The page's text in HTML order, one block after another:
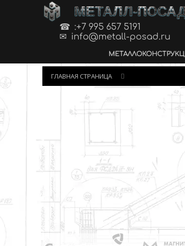
МЕТАЛЛ-
:+7 995 657 5191
info@metall-posad.ru
ГЛАВНАЯ СТРАНИЦА